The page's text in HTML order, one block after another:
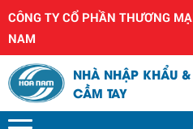
CÔNG TY CỔ PHẦN THƯƠNG
NAM
NHÀ NHẬP KHẨU
CẦM TAY